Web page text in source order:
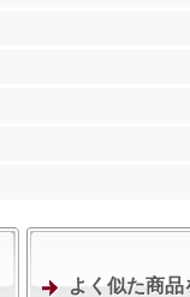
よく似た商品